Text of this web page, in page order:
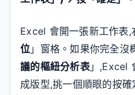
Excel 會開一張新工作表,
位 」窗格。如果你完全沒
議的樞紐分析表」,Excel
成版型,挑一個順眼的按